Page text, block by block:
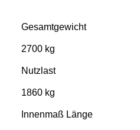
Gesamtgewicht
2700 kg
Nutzlast
1860 kg
Innenmaß Länge